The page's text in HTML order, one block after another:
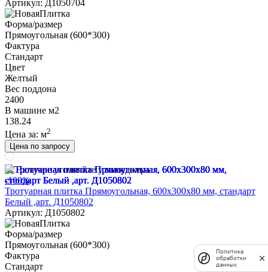
Артикул: Д1050704
Форма/размер
Прямоугольная (600*300)
Фактура
Стандарт
Цвет
Желтый
Вес поддона
2400
В машине м2
138.24
Цена за: м2
Цена по запросу
Наличие уточняйте у менеджера
-100%
Тротуарная плитка Прямоугольная, 600х300х80 мм, стандарт
Белый ,арт. Д1050802
Артикул: Д1050802
Форма/размер
Прямоугольная (600*300)
Фактура
Стандарт
Политика
обработки
данных